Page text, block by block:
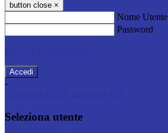
button close ×
Nome Utente
Password
-
Seleziona utente